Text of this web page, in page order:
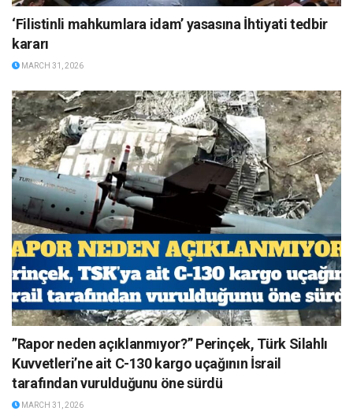
‘Filistinli mahkumlara idam’ yasasına İhtiyati tedbir
kararı
MARCH 31, 2026
”Rapor neden açıklanmıyor?” Perinçek, Türk Silahlı
Kuvvetleri’ne ait C-130 kargo uçağının İsrail
tarafından vurulduğunu öne sürdü
MARCH 31, 2026